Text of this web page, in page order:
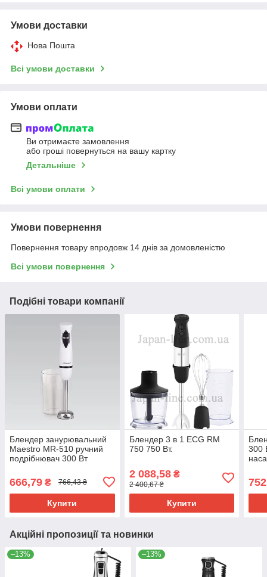
Умови доставки
Нова Пошта
Всі умови доставки
Умови оплати
Ви отримаєте замовлення
або гроші повернуться на вашу картку
Детальніше
Всі умови оплати
Умови повернення
Повернення товару впродовж 14 днів за домовленістю
Всі умови повернення
Подібні товари компанії
Блендер занурювальний
Maestro MR-510 ручний
подрібнювач 300 Вт
666,79 ₴ 766,43 ₴
Купити
Блендер 3 в 1 ECG RM
750 750 Вт.
2 088,58₴
2 400,67 ₴
Купити
300
для
Акційні пропозиції та новинки
–13% –13%